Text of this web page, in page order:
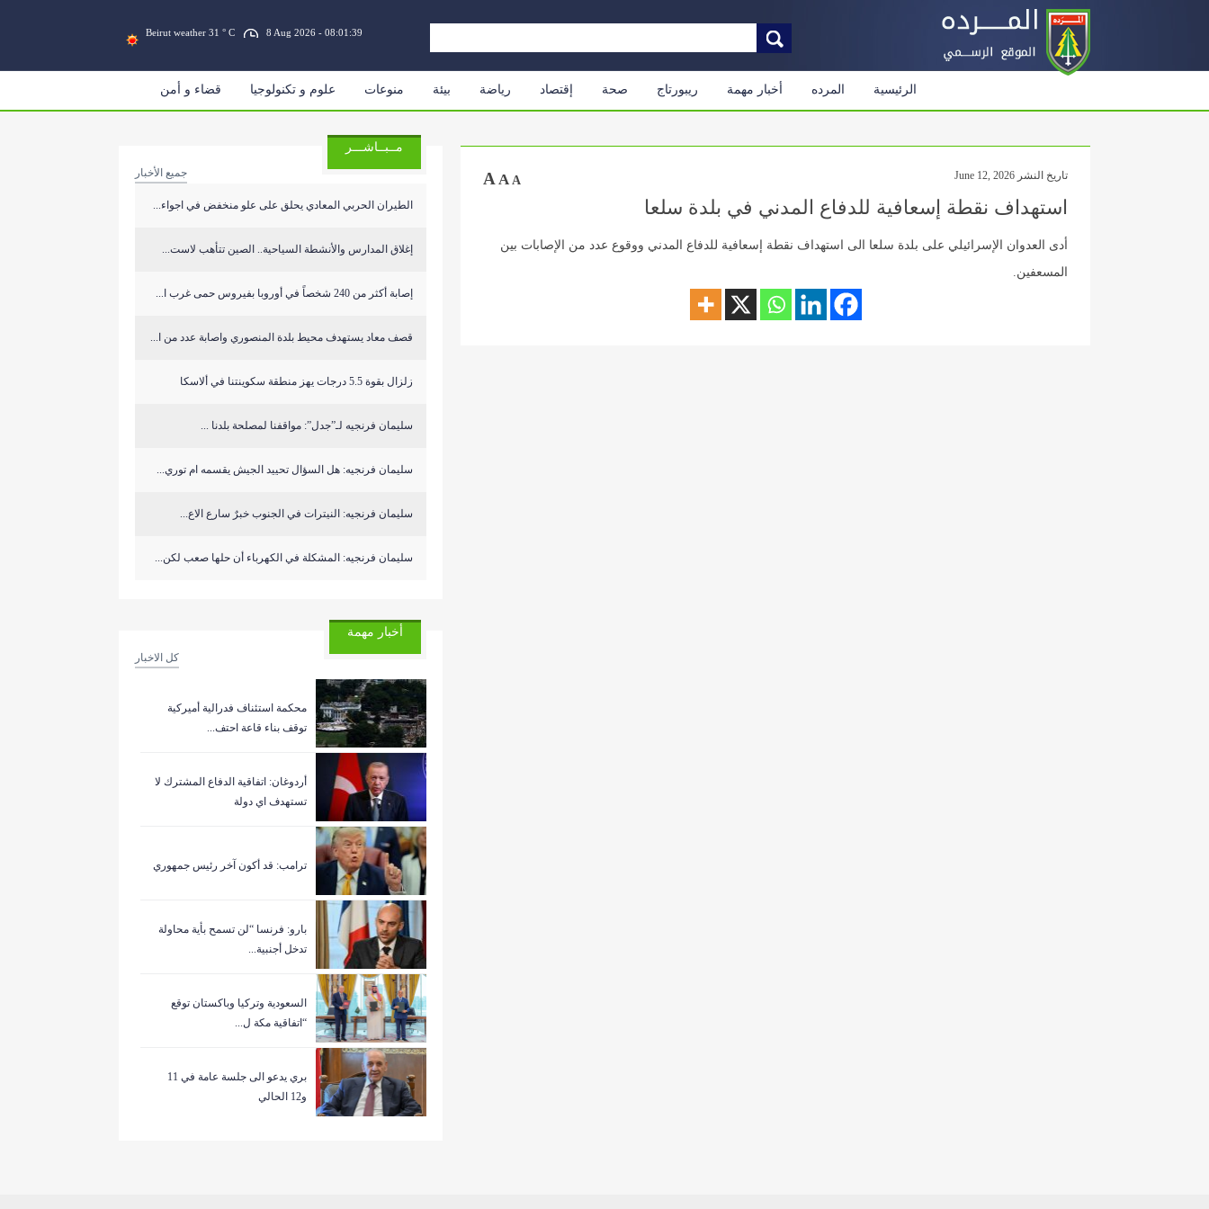
Beirut weather 31 ° C 8 Aug 2026 - 08:01:40
الرئيسية المرده أخبار مهمة ريبورتاج صحة إقتصاد رياضة بيئة منوعات علوم و تكنولوجيا قضاء و أمن
تاريخ النشر June 12, 2026 A A A
استهداف نقطة إسعافية للدفاع المدني في بلدة سلعا
أدى العدوان الإسرائيلي على بلدة سلعا الى استهداف نقطة إسعافية للدفاع المدني ووقوع عدد من الإصابات بين
المسعفين.
مــبــاشـــر
جميع الأخبار
الطيران الحربي المعادي يحلق على علو منخفض في اجواء...
إغلاق المدارس والأنشطة السياحية.. الصين تتأهب لاست...
إصابة أكثر من 240 شخصاً في أوروبا بفيروس حمى غرب ا...
قصف معاد يستهدف محيط بلدة المنصوري واصابة عدد من ا...
زلزال بقوة 5.5 درجات يهز منطقة سكوينتنا في ألاسكا
سليمان فرنجيه لـ”جدل”: مواقفنا لمصلحة بلدنا ...
سليمان فرنجيه: هل السؤال تحييد الجيش يقسمه ام توري...
سليمان فرنجيه: النيترات في الجنوب خبرٌ سارع الاع...
سليمان فرنجيه: المشكلة في الكهرباء أن حلها صعب لكن...
أخبار مهمة
كل الاخبار
‏محكمة استئناف فدرالية أميركية
توقف بناء قاعة احتف...
أردوغان: اتفاقية الدفاع المشترك لا
تستهدف اي دولة
ترامب: قد أكون آخر رئيس جمهوري
بارو: فرنسا “لن تسمح بأية محاولة
تدخل أجنبية...
السعودية وتركيا وباكستان توقع
“اتفاقية مكة ل...
بري يدعو الى جلسة عامة في 11
و12 الحالي